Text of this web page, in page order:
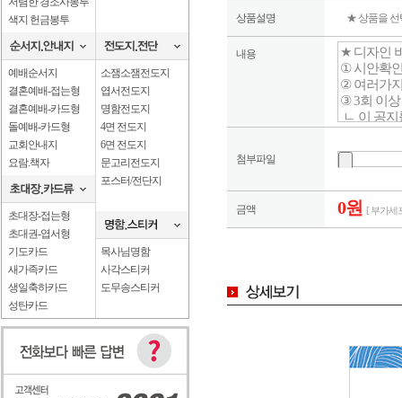
색지 헌금봉투
예배순서지
결혼예배-접는형
결혼예배-카드형
돌예배-카드형
교회안내지
요람.책자
초대장-접는형
초대권-엽서형
기도카드
새가족카드
생일축하카드
성탄카드
소잼소잼전도지
엽서전도지
명함전도지
4면 전도지
6면 전도지
문고리전도지
포스터/전단지
목사님명함
사각스티커
도무송스티커
상품설명 ★ 상품을 선
내용
첨부파일
금액 0원 [ 부가세